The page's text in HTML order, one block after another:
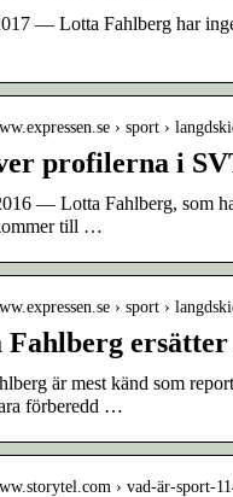
— Lotta Fahlberg har
› sport ›
profilerna i
— Lotta Fahlberg, som
till …
› sport ›
ersätter
är mest känd som
förberedd …
› vad-är-sport-